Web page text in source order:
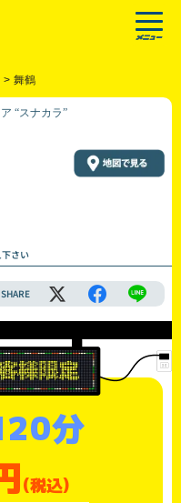
> 舞鶴
“スナカラ”
さい
SHARE
分
(税込)